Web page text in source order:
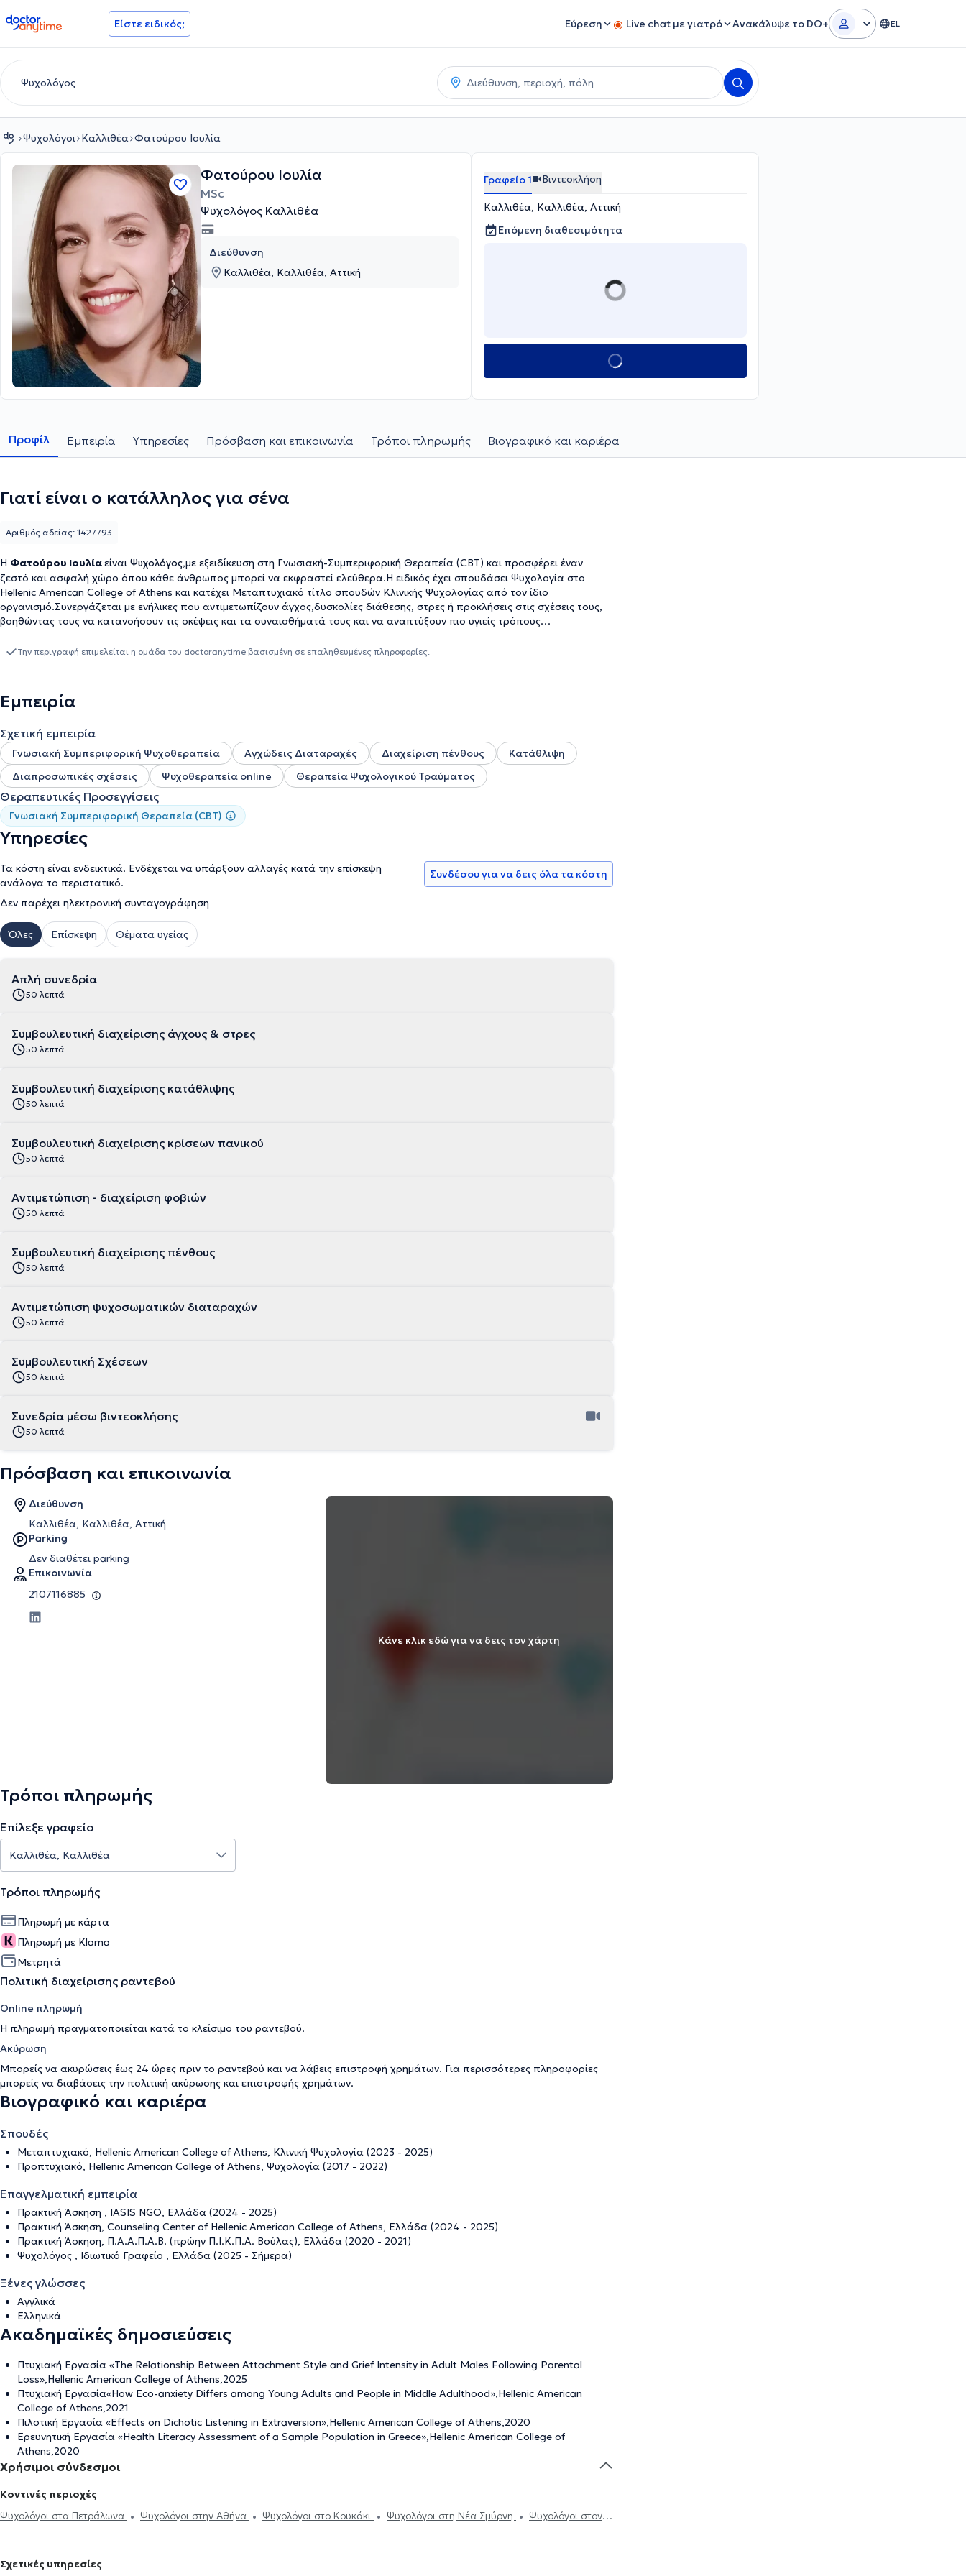
doctoranytime Είστε ειδικός; Εύρεση Live chat με γιατρό Ανακάλυψε το DO+ EL
Ψυχολόγοι Καλλιθέα Φατούρου Ιουλία
Φατούρου Ιουλία
MSc
Ψυχολόγος Καλλιθέα
Διεύθυνση
Καλλιθέα, Καλλιθέα, Αττική
Γραφείο 1 Βιντεοκλήση
Καλλιθέα, Καλλιθέα, Αττική
Επόμενη διαθεσιμότητα
Προφίλ Εμπειρία Υπηρεσίες Πρόσβαση και επικοινωνία Τρόποι πληρωμής Βιογραφικό και καριέρα
Γιατί είναι ο κατάλληλος για σένα
Η Φατούρου Ιουλίαείναι Ψυχολόγος,με εξειδίκευση στη Γνωσιακή-Συμπεριφορική Θεραπεία (CBT) και προσφέρει έναν
ζεστό και ασφαλή χώρο όπου κάθε άνθρωπος μπορεί να εκφραστεί ελεύθερα.Η ειδικός έχει σπουδάσει Ψυχολογία στο
Hellenic American College of Athens και κατέχει Μεταπτυχιακό τίτλο σπουδών Κλινικής Ψυχολογίας από τον ίδιο
οργανισμό.Συνεργάζεται με ενήλικες που αντιμετωπίζουν άγχος,δυσκολίες διάθεσης, στρες ή προκλήσεις στις σχέσεις τους,
βοηθώντας τους να κατανοήσουν τις σκέψεις και τα συναισθήματά τους και να αναπτύξουν πιο υγιείς τρόπους
και ανθρώπινη θεραπευτική σχέση.
Αριθμός αδείας: 1427793
Την περιγραφή επιμελείται η ομάδα του doctoranytime βασισμένη σε επαληθευμένες πληροφορίες.
Εμπειρία
Σχετική εμπειρία
Γνωσιακή Συμπεριφορική Ψυχοθεραπεία Αγχώδεις Διαταραχές Διαχείριση πένθους
Κατάθλιψη
Διαπροσωπικές σχέσεις
Ψυχοθεραπεία online Θεραπεία Ψυχολογικού Τραύματος
Θεραπευτικές Προσεγγίσεις
Γνωσιακή Συμπεριφορική Θεραπεία (CBT)
Υπηρεσίες
Τα κόστη είναι ενδεικτικά. Ενδέχεται να υπάρξουν αλλαγές κατά την επίσκεψη
ανάλογα το περιστατικό.
Δεν παρέχει ηλεκτρονική συνταγογράφηση
Συνδέσου για να δεις όλα τα κόστη
Όλες Επίσκεψη Θέματα υγείας
Απλή συνεδρία
50 λεπτά
Συμβουλευτική διαχείρισης άγχους & στρες
50 λεπτά
Συμβουλευτική διαχείρισης κατάθλιψης
50 λεπτά
Συμβουλευτική διαχείρισης κρίσεων πανικού
50 λεπτά
Αντιμετώπιση - διαχείριση φοβιών
50 λεπτά
Συμβουλευτική διαχείρισης πένθους
50 λεπτά
Αντιμετώπιση ψυχοσωματικών διαταραχών
50 λεπτά
Συμβουλευτική Σχέσεων
50 λεπτά
Συνεδρία μέσω βιντεοκλήσης
50 λεπτά
Πρόσβαση και επικοινωνία
Διεύθυνση
Καλλιθέα, Καλλιθέα, Αττική
Parking
Δεν διαθέτει parking
Επικοινωνία
2107116885
Κάνε κλικ εδώ για να δεις τον χάρτη
Τρόποι πληρωμής
Επίλεξε γραφείο
Τρόποι πληρωμής
Πληρωμή με κάρτα
Πληρωμή με Klarna
Μετρητά
Πολιτική διαχείρισης ραντεβού
Online πληρωμή
Η πληρωμή πραγματοποιείται κατά το κλείσιμο του ραντεβού.
Ακύρωση
Μπορείς να ακυρώσεις έως 24 ώρες πριν το ραντεβού και να λάβεις επιστροφή χρημάτων. Για περισσότερες πληροφορίες
μπορείς να διαβάσεις την πολιτική ακύρωσης και επιστροφής χρημάτων.
Βιογραφικό και καριέρα
Σπουδές
Μεταπτυχιακό, Hellenic American College of Athens, Κλινική Ψυχολογία (2023 - 2025)
Προπτυχιακό, Hellenic American College of Athens, Ψυχολογία (2017 - 2022)
Επαγγελματική εμπειρία
Πρακτική Άσκηση , IASIS NGO, Ελλάδα (2024 - 2025)
Πρακτική Άσκηση, Counseling Center of Hellenic American College of Athens, Ελλάδα (2024 - 2025)
Πρακτική Άσκηση, Π.Α.Α.Π.Α.Β. (πρώην Π.Ι.Κ.Π.Α. Βούλας), Ελλάδα (2020 - 2021)
Ψυχολόγος , Ιδιωτικό Γραφείο , Ελλάδα (2025 - Σήμερα)
Ξένες γλώσσες
Αγγλικά
Ελληνικά
Ακαδημαϊκές δημοσιεύσεις
Πτυχιακή Εργασία «The Relationship Between Attachment Style and Grief Intensity in Adult Males Following Parental
Loss»,Hellenic American College of Athens,2025
Πτυχιακή Εργασία«How Eco-anxiety Differs among Young Adults and People in Middle Adulthood»,Hellenic American
College of Athens,2021
Πιλοτική Εργασία «Effects on Dichotic Listening in Extraversion»,Hellenic American College of Athens,2020
Ερευνητική Εργασία «Health Literacy Assessment of a Sample Population in Greece»,Hellenic American College of
Athens,2020
Χρήσιμοι σύνδεσμοι
Κοντινές περιοχές
Ψυχολόγοι στα Πετράλωνα
Ψυχολόγοι στην Αθήνα Ψυχολόγοι στο Κουκάκι Ψυχολόγοι στη Νέα Σμύρνη
Ψυχολόγοι στον
Μοσχάτο
Ψυχολόγοι στο Παγκράτι
Σχετικές υπηρεσίες